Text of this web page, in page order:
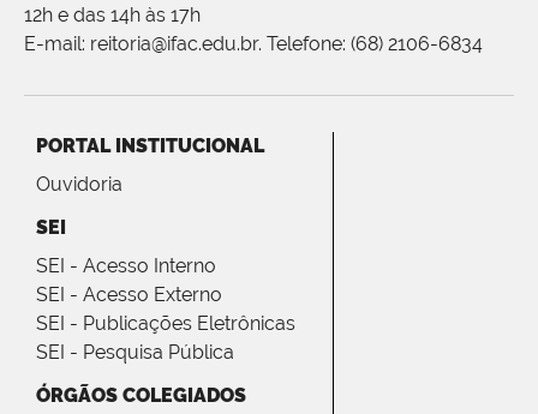
12h e das 14h às 17h
E-mail: reitoria@ifac.edu.br. Telefone: (68) 2106-6834
PORTAL INSTITUCIONAL
Ouvidoria
SEI
SEI - Acesso Interno
SEI - Acesso Externo
SEI - Publicações Eletrônicas
SEI - Pesquisa Pública
ÓRGÃOS COLEGIADOS